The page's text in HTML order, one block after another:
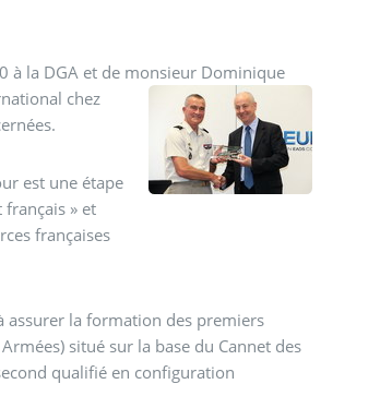
à la DGA et de monsieur Dominique
des Services de Développement International chez
est une étape
» et
françaises
assurer la formation des premiers
situé sur la base du Cannet des
qualifié en configuration